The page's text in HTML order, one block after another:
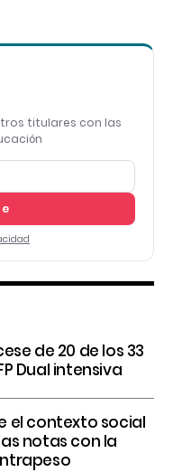
titulares con las
de 20 de los 33
Dual intensiva
el contexto social
notas con la